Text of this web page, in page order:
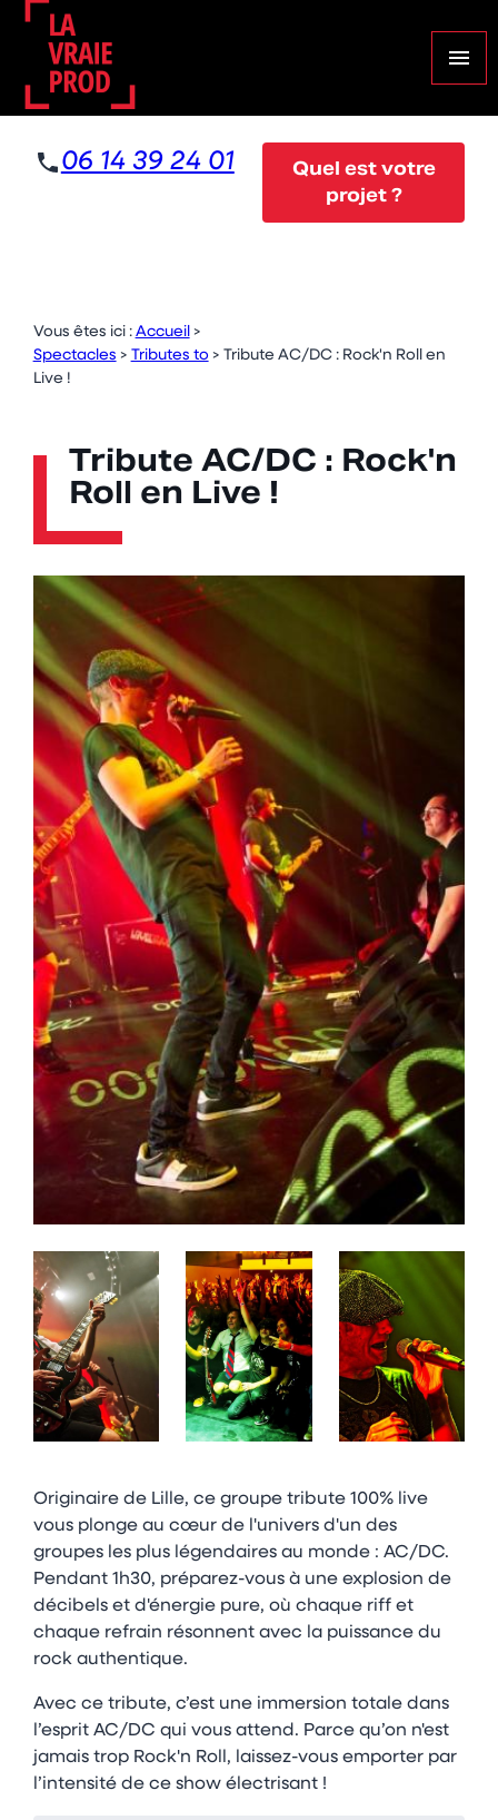
menu
06 14 39 24 01
Quel est votre
projet ?
Vous êtes ici : Accueil>
Spectacles > Tributes to> Tribute AC/DC : Rock'n Roll en
Live !
Tribute AC/DC : Rock'n
Roll en Live !
Originaire de Lille, ce groupe tribute 100% live
vous plonge au cœur de l'univers d'un des
groupes les plus légendaires au monde : AC/DC.
Pendant 1h30, préparez-vous à une explosion de
décibels et d'énergie pure, où chaque riff et
chaque refrain résonnent avec la puissance du
rock authentique.
Avec ce tribute, c’est une immersion totale dans
l’esprit AC/DC qui vous attend. Parce qu’on n'est
jamais trop Rock'n Roll, laissez-vous emporter par
l’intensité de ce show électrisant !
Panneau de gestion des cookies